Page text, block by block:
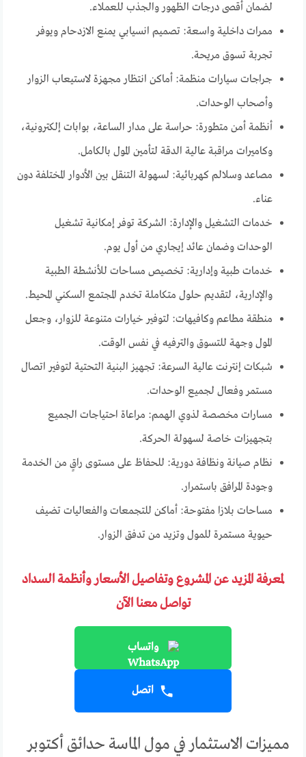
لضمان أقصى درجات الظهور والجذب للعملاء.
ممرات داخلية واسعة: تصميم انسيابي يمنع الازدحام ويوفر
تجربة تسوق مريحة.
جراجات سيارات منظمة: أماكن انتظار مجهزة لاستيعاب الزوار
وأصحاب الوحدات.
أنظمة أمن متطورة: حراسة على مدار الساعة، بوابات إلكترونية،
وكاميرات مراقبة عالية الدقة لتأمين المول بالكامل.
مصاعد وسلالم كهربائية: لسهولة التنقل بين الأدوار المختلفة دون
عناء.
خدمات التشغيل والإدارة: الشركة توفر إمكانية تشغيل
الوحدات وضمان عائد إيجاري من أول يوم.
خدمات طبية وإدارية: تخصيص مساحات للأنشطة الطبية
والإدارية، لتقديم حلول متكاملة تخدم المجتمع السكني المحيط.
منطقة مطاعم وكافيهات: لتوفير خيارات متنوعة للزوار، وجعل
المول وجهة للتسوق والترفيه في نفس الوقت.
شبكات إنترنت عالية السرعة: تجهيز البنية التحتية لتوفير اتصال
مستمر وفعال لجميع الوحدات.
مسارات مخصصة لذوي الهمم: مراعاة احتياجات الجميع
بتجهيزات خاصة لسهولة الحركة.
نظام صيانة ونظافة دورية: للحفاظ على مستوى راقٍ من الخدمة
وجودة المرافق باستمرار.
مساحات بلازا مفتوحة: أماكن للتجمعات والفعاليات تضيف
حيوية مستمرة للمول وتزيد من تدفق الزوار.
لمعرفة المزيد عن المشروع وتفاصيل الأسعار وأنظمة السداد
تواصل معنا الآن
واتساب
اتصل
مميزات الاستثمار في مول الماسة حدائق أكتوبر